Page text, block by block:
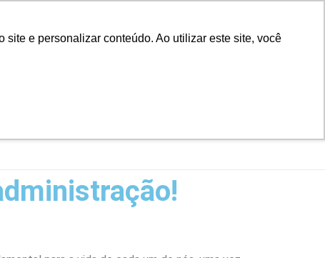
e personalizar conteúdo. Ao utilizar este site, você